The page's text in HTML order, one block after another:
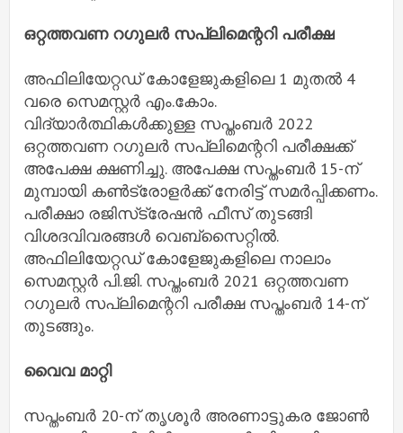
ഒറ്റത്തവണ റഗുലര്‍ സപ്ലിമെന്ററി പരീക്ഷ
അഫിലിയേറ്റഡ് കോളേജുകളിലെ 1 മുതല്‍ 4
വരെ സെമസ്റ്റര്‍ എം.കോം.
വിദ്യാര്‍ത്ഥികള്‍ക്കുള്ള സപ്തംബര്‍ 2022
ഒറ്റത്തവണ റഗുലര്‍ സപ്ലിമെന്ററി പരീക്ഷക്ക്
അപേക്ഷ ക്ഷണിച്ചു. അപേക്ഷ സപ്തംബര്‍ 15-ന്
മുമ്പായി കണ്‍ട്രോളര്‍ക്ക് നേരിട്ട് സമര്‍പ്പിക്കണം.
പരീക്ഷാ രജിസ്‌ട്രേഷന്‍ ഫീസ് തുടങ്ങി
വിശദവിവരങ്ങള്‍ വെബ്‌സൈറ്റില്‍.
അഫിലിയേറ്റഡ് കോളേജുകളിലെ നാലാം
സെമസ്റ്റര്‍ പി.ജി. സപ്തംബര്‍ 2021 ഒറ്റത്തവണ
റഗുലര്‍ സപ്ലിമെന്ററി പരീക്ഷ സപ്തംബര്‍ 14-ന്
തുടങ്ങും.
വൈവ മാറ്റി
സപ്തംബര്‍ 20-ന് തൃശൂര്‍ അരണാട്ടുകര ജോണ്‍